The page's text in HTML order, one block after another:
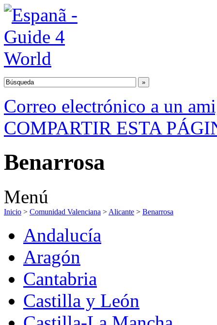
Correo electrónico a un
COMPARTIR ESTA
Benarrosa
Menú
Inicio > Comunidad Valenciana > Alicante > Benarrosa
Andalucía
Aragón
Cantabria
Castilla y León